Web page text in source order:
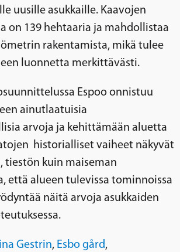
uusille asukkaille. Kaavojen
on 139 hehtaaria ja mahdollistaa
rakentamista, mikä tulee
luonnetta merkittävästi.
Espoo onnistuu
ainutlaatuisia
arvoja ja kehittämään aluetta
historialliset vaiheet näkyvät
tiestön kuin maiseman
että alueen tulevissa tominnoissa
näitä arvoja asukkaiden
Gestrin, Esbo gård,